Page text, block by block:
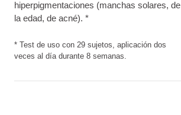
hiperpigmentaciones (manchas solares, de
la edad, de acné). *
* Test de uso con 29 sujetos, aplicación dos
veces al día durante 8 semanas.